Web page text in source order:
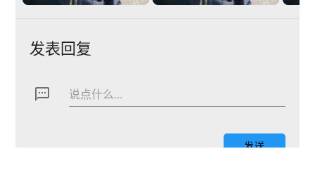
发表回复
textsms 说点什么...